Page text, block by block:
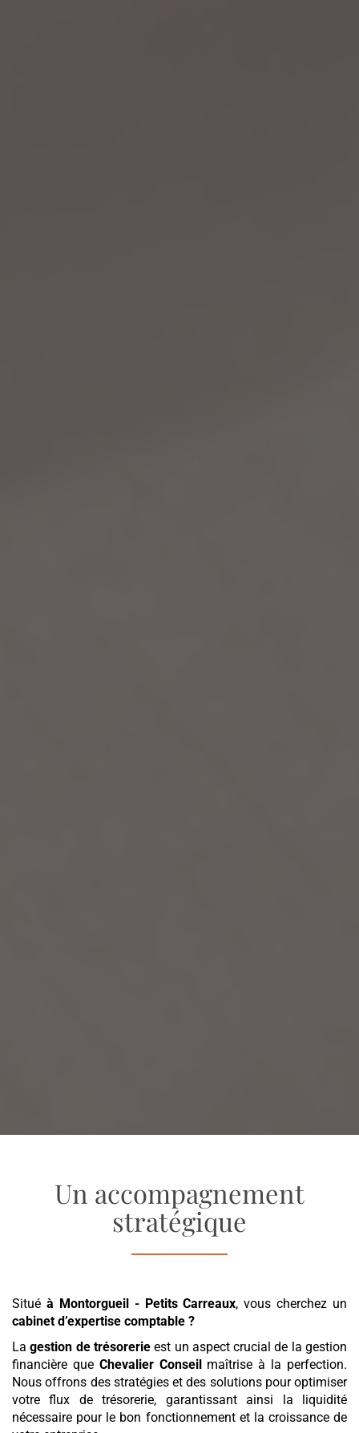
Un accompagnement
stratégique
Situé à Montorgueil - Petits Carreaux, vous cherchez un
cabinet d’expertise comptable ?
Lagestion de trésorerieest un aspect crucial de la gestion
financière que Chevalier Conseilmaîtrise à la perfection.
Nous offrons des stratégies et des solutions pour optimiser
votre flux de trésorerie, garantissant ainsi la liquidité
nécessaire pour le bon fonctionnement et la croissance de